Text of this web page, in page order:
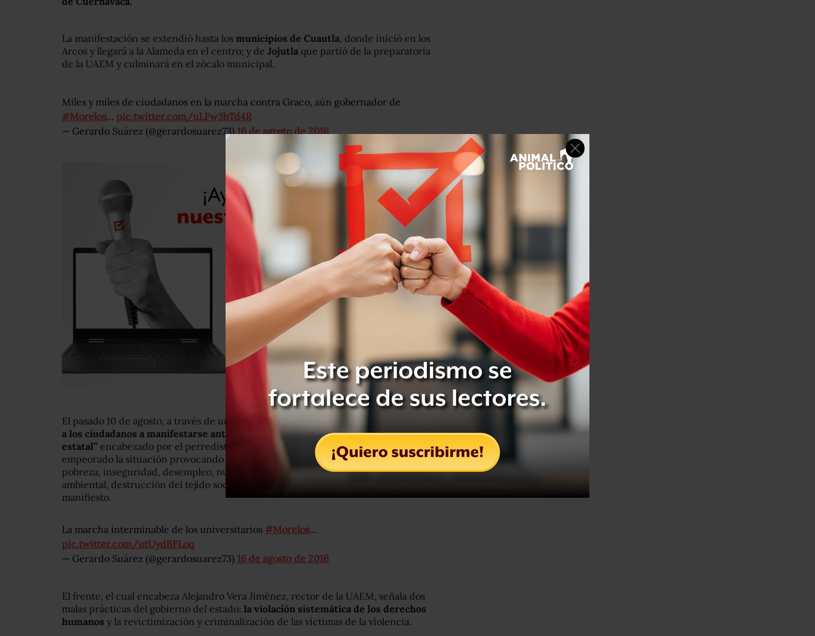
La manifestación se extendió hasta los municipios de Cuautla, donde inició en los
Arcos y llegará a la Alameda en el centro; y de Jojutla que partió de la preparatoria
de la UAEM y culminará en el zócalo municipal.
Miles y miles de ciudadanos en la marcha contra Graco, aún gobernador de
#Morelos… pic.twitter.com/uLFw3bTd4R
— Gerardo Suárez (@gerardosuarez73)16 de agosto de 2016
El pasado 10 de agosto, a través de un manifiesto, el
a los ciudadanos a manifestarse ante lo que llamaron la “incapacidad del gobierno
estatal” encabezado por el perredista Graco Ramírez, pues su malas decisiones “ha
empeorado la situación provocando que Morelos padezca violencia, injusticia,
pobreza, inseguridad, desempleo, nulo crecimiento económico, devastación
ambiental, destrucción del tejido social y cultural del estado”, señala el Frente en su
manifiesto.
La marcha interminable de los universitarios #Morelos…
pic.twitter.com/utUydBFLoq
— Gerardo Suárez (@gerardosuarez73) 16 de agosto de 2016
El frente, el cual encabeza Alejandro Vera Jiménez, rector de la UAEM, señala dos
malas prácticas del gobierno del estado: la violación sistemática de los derechos
humanos y la revictimización y criminalización de las víctimas de la violencia.